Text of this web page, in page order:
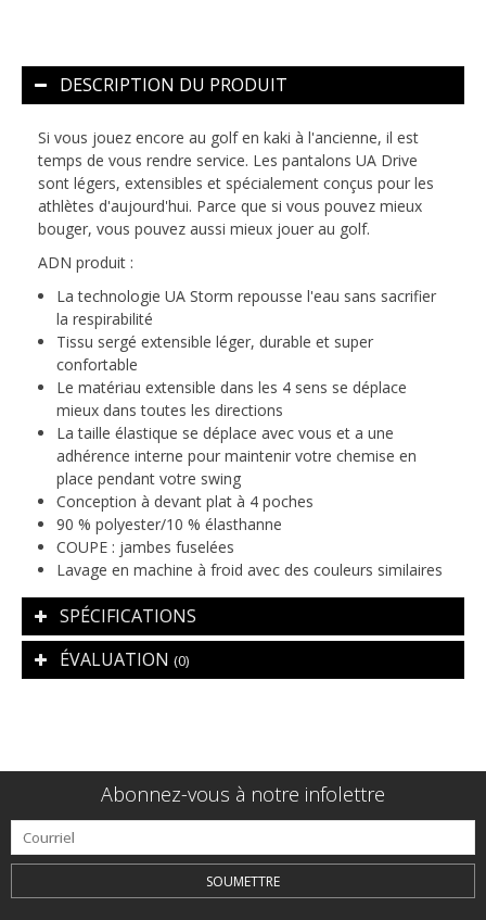
DESCRIPTION DU PRODUIT
Si vous jouez encore au golf en kaki à l'ancienne, il est
temps de vous rendre service. Les pantalons UA Drive
sont légers, extensibles et spécialement conçus pour les
athlètes d'aujourd'hui. Parce que si vous pouvez mieux
bouger, vous pouvez aussi mieux jouer au golf.
ADN produit :
La technologie UA Storm repousse l'eau sans sacrifier
la respirabilité
Tissu sergé extensible léger, durable et super
confortable
Le matériau extensible dans les 4 sens se déplace
mieux dans toutes les directions
La taille élastique se déplace avec vous et a une
adhérence interne pour maintenir votre chemise en
place pendant votre swing
Conception à devant plat à 4 poches
90 % polyester/10 % élasthanne
COUPE : jambes fuselées
Lavage en machine à froid avec des couleurs similaires
SPÉCIFICATIONS
ÉVALUATION (0)
Abonnez-vous à notre infolettre
SOUMETTRE